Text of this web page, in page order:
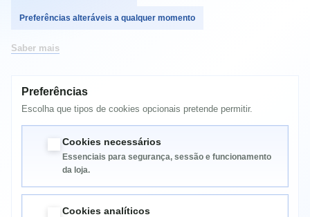
Comprar
Preferências alteráveis a qualquer momento
Saber mais
Preferências
Escolha que tipos de cookies opcionais pretende permitir.
Cookies necessários
Essenciais para segurança, sessão e funcionamento
da loja.
Cookies analíticos